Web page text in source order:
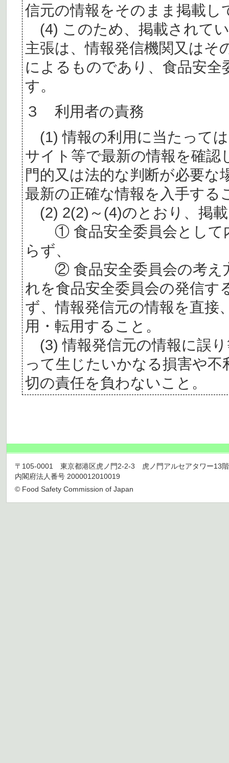
信元の情報をそのまま掲載し
(4) このため、掲載されて
主張は、情報発信機関又はそ
によるものであり、食品安
す。
３ 利用者の責務
(1) 情報の利用に当たって
サイト等で最新の情報を確認
門的又は法的な判断が必要
最新の正確な情報を入手する
(2) 2(2)～(4)のとおり、掲
① 食品安全委員会として
らず、
② 食品安全委員会の考え
れを食品安全委員会の発信す
ず、情報発信元の情報を直接
用・転用すること。
(3) 情報発信元の情報に誤
って生じたいかなる損害や
切の責任を負わないこと。
〒105-0001 東京都港区虎ノ門2-2-3 虎ノ門アルセアタワー13
内閣府法人番号 2000012010019
© Food Safety Commission of Japan